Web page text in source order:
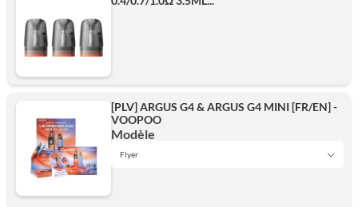
Brown
[PLV] ARGUS G4 & ARGUS G4 MINI [FR/EN] -
VOOPOO
Modèle
Flyer